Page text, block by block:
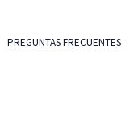
PREGUNTAS FRECUENTES